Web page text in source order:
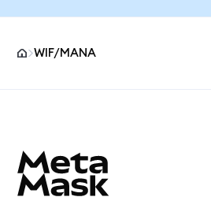
WIF/MANA